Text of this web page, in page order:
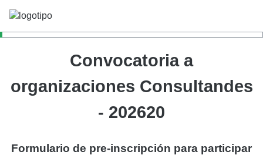
Convocatoria a
organizaciones Consultandes
- 202620
Formulario de pre-inscripción para participar